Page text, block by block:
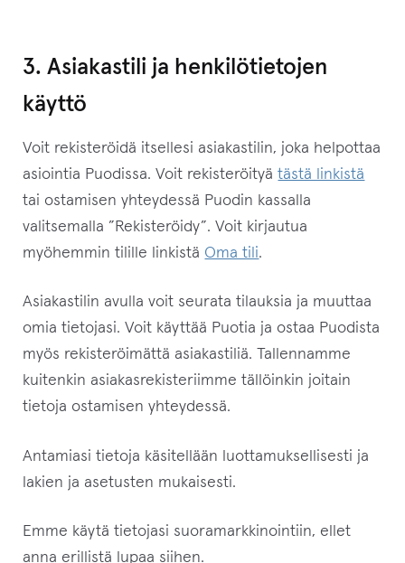
3. Asiakastili ja henkilötietojen
käyttö
Voit rekisteröidä itsellesi asiakastilin, joka helpottaa
asiointia Puodissa. Voit rekisteröityätästä linkistä
tai ostamisen yhteydessä Puodin kassalla
valitsemalla ”Rekisteröidy”. Voit kirjautua
myöhemmin tilille linkistä Oma tili.
Asiakastilin avulla voit seurata tilauksia ja muuttaa
omia tietojasi. Voit käyttää Puotia ja ostaa Puodista
myös rekisteröimättä asiakastiliä. Tallennamme
kuitenkin asiakasrekisteriimme tällöinkin joitain
tietoja ostamisen yhteydessä.
Antamiasi tietoja käsitellään luottamuksellisesti ja
lakien ja asetusten mukaisesti.
Emme käytä tietojasi suoramarkkinointiin, ellet
anna erillistä lupaa siihen.